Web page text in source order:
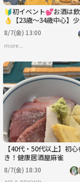
🔰初イベント💕お酒は
👌【23歳～34歳中心】
ームパーティーという名
😋🍴🎉
8/7(金) 13:00
more...
【40代・50代以上】初
き！健康居酒屋麻雀
8/7(金) 18:30